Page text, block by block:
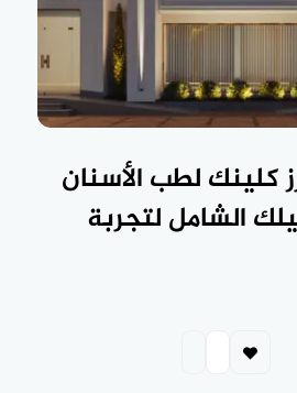
كلينك لطب الأسنان
الشامل لتجربة